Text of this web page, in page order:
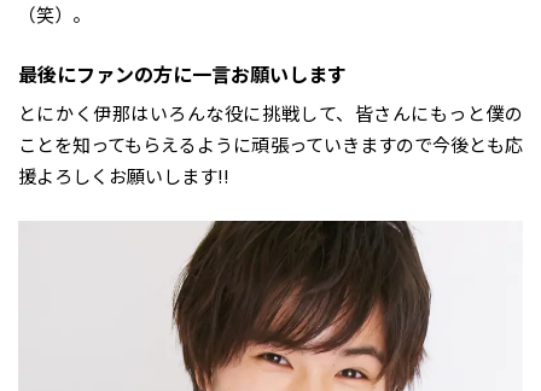
（笑）。
――最後にファンの方に一言お願いします
とにかく伊那はいろんな役に挑戦して、皆さんにもっと僕の
ことを知ってもらえるように頑張っていきますので今後とも応
援よろしくお願いします!!